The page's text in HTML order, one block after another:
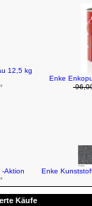
12,5 kg
*
Enke
Aktion
*
Enke
Käufe